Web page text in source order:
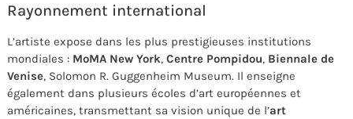
Rayonnement international
L’artiste expose dans les plus prestigieuses institutions
mondiales : MoMA New York, Centre Pompidou, Biennale de
Venise, Solomon R. Guggenheim Museum. Il enseigne
également dans plusieurs écoles d’art européennes et
américaines, transmettant sa vision unique de l’art